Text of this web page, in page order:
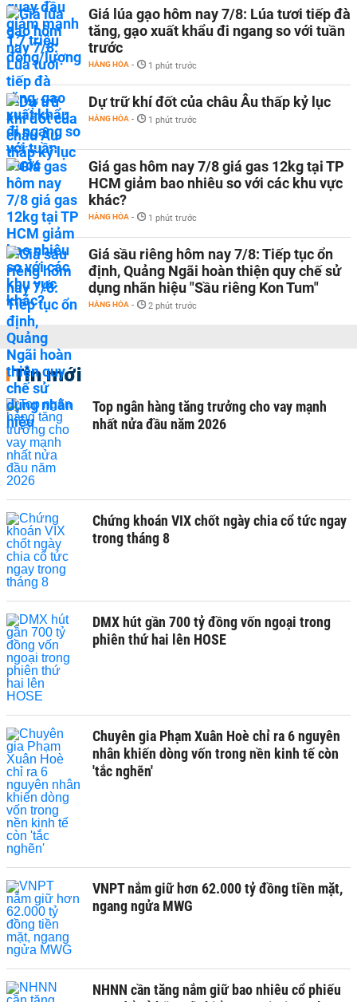
Giá lúa gạo hôm nay 7/8: Lúa tươi tiếp đà
tăng, gạo xuất khẩu đi ngang so với tuần
trước
HÀNG HÓA - 1 phút trước
Dự trữ khí đốt của châu Âu thấp kỷ lục
HÀNG HÓA - 1 phút trước
Giá gas hôm nay 7/8 giá gas 12kg tại TP
HCM giảm bao nhiêu so với các khu vực
khác?
HÀNG HÓA - 1 phút trước
Giá sầu riêng hôm nay 7/8: Tiếp tục ổn
định, Quảng Ngãi hoàn thiện quy chế sử
dụng nhãn hiệu "Sầu riêng Kon Tum"
HÀNG HÓA - 2 phút trước
Tin mới
Top ngân hàng tăng trưởng cho vay mạnh
nhất nửa đầu năm 2026
Chứng khoán VIX chốt ngày chia cổ tức ngay
trong tháng 8
DMX hút gần 700 tỷ đồng vốn ngoại trong
phiên thứ hai lên HOSE
Chuyên gia Phạm Xuân Hoè chỉ ra 6 nguyên
nhân khiến dòng vốn trong nền kinh tế còn
'tắc nghẽn'
VNPT nắm giữ hơn 62.000 tỷ đồng tiền mặt,
ngang ngửa MWG
NHNN cần tăng nắm giữ bao nhiêu cổ phiếu